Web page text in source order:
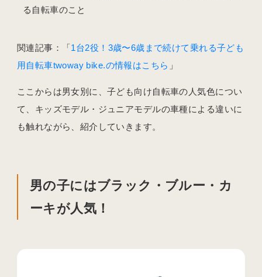
る自転車のこと
関連記事：「1台2役！3歳〜6歳まで続けて乗れる子ども
用自転車twoway bike.の情報はこちら 」
ここからは男女別に、子ども向け自転車の人気色につい
て、キッズモデル・ジュニアモデルの車種による違いに
も触れながら、紹介していきます。
男の子にはブラック・ブルー・カ
ーキが人気！